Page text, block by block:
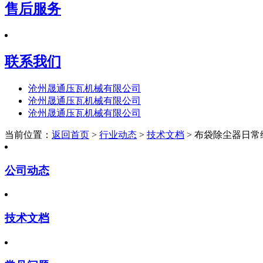
售后服务
联系我们
沧州晟通压瓦机械有限公司
沧州晟通压瓦机械有限公司
沧州晟通压瓦机械有限公司
当前位置： 返回首页 > 行业动态 > 技术文档 > 布袋除尘器日常
公司动态
技术文档